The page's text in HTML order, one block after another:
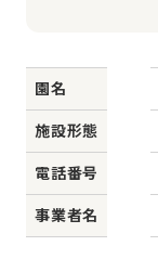
園名
施設形態
電話番号
事業者名